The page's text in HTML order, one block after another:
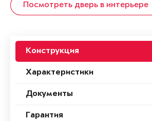
Посмотреть дверь в интерьере
Конструкция
Характеристики
Документы
Гарантия